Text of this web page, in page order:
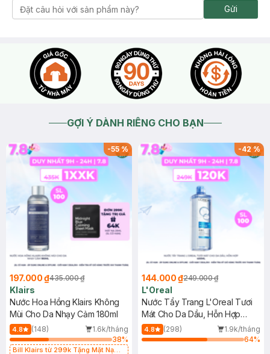
Gửi
GỢI Ý DÀNH RIÊNG CHO BẠN
-55%
197.000 ₫435.000 ₫
Klairs
Nước Hoa Hồng Klairs Không
Mùi Cho Da Nhạy Cảm 180ml
4.8 (148)
1.6k/tháng
38%
Bill Klairs từ 299k Tặng Mặt Nạ
-42%
144.000 ₫249.000 ₫
L'Oreal
Nước Tẩy Trang L'Oreal Tươi
Mát Cho Da Dầu, Hỗn Hợp
400ml
4.8 (298)
1.9k/tháng
64%